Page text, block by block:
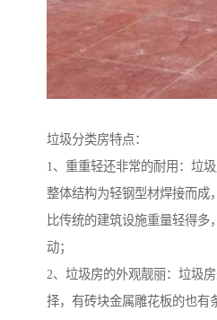
垃圾分类房特点：
1、重重轻还非常的耐用：垃
整体结构为轻钢型材焊接而成
比传统的建筑设施重量轻得多
动；
2、垃圾房的外观靓丽：垃圾
择，有砖块金属雕花板的也有